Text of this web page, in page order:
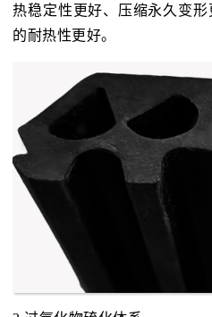
热稳定性更好、压缩永久变
的耐热性更好。